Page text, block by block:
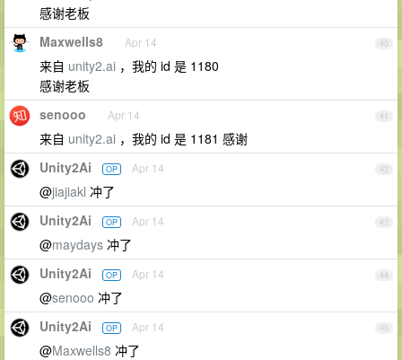
感谢老板
40
Maxwells8 Apr 14
来自 unity2.ai ，我的 id 是 1180
感谢老板
41
senooo Apr 14
来自 unity2.ai ，我的 id 是 1181 感谢
42
Unity2Ai OP Apr 14
@jiajiakl 冲了
43
Unity2Ai OP Apr 14
@maydays 冲了
44
Unity2Ai OP Apr 14
@senooo 冲了
45
Unity2Ai OP Apr 14
@Maxwells8 冲了